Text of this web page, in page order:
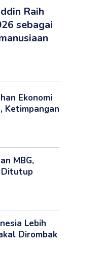
Raih
sebagai
Ekonomi
Ketimpangan
MBG,
Ditutup
Lebih
Dirombak